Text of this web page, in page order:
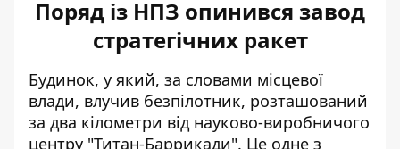
Поряд із НПЗ опинився завод
стратегічних ракет
Будинок, у який, за словами місцевої
влади, влучив безпілотник, розташований
за два кілометри від науково-виробничого
центру "Титан-Баррикади". Це одне з